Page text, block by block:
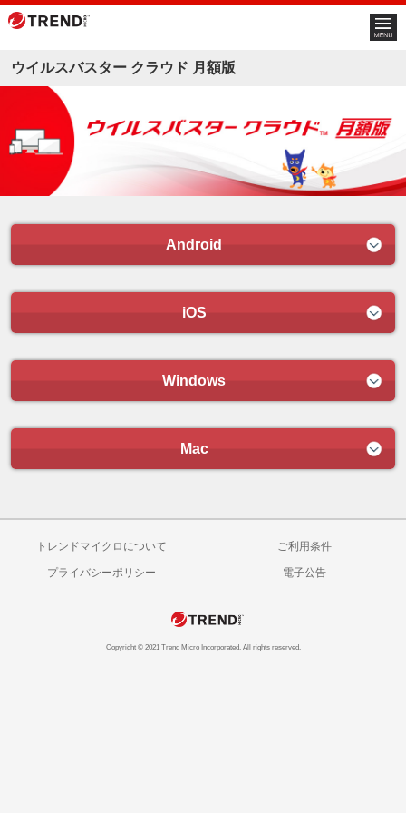
ウイルスバスター クラウド 月額版
Android
iOS
Windows
Mac
トレンドマイクロについて ご利用条件
プライバシーポリシー 電子公告
Copyright © 2021 Trend Micro Incorporated. All rights reserved.